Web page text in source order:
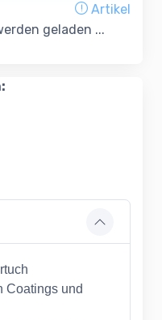
Artikel
geladen ...
Coatings und